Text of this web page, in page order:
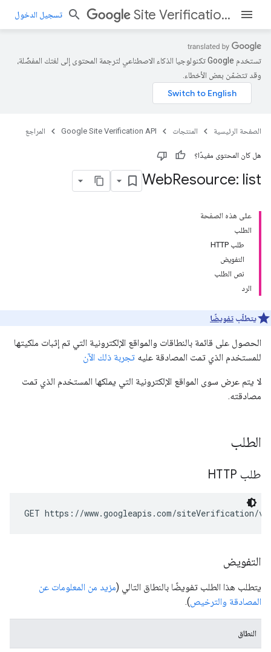
Site Verification API تسجيل الدخول
تستخدم Google تكنولوجيا الذكاء الاصطناعي لترجمة المحتوى إلى لغتك المفضّلة،
وقد تتضمّن بعض الأخطاء.
الصفحة الرئيسية المنتجات Google Site Verification API المراجع
هل كان المحتوى مفيدًا؟
WebResource: list
على هذه الصفحة
الطلب
طلب HTTP
التفويض
نص الطلب
الرد
يتطلّب تفويضًا
الحصول على قائمة بالنطاقات والمواقع الإلكترونية التي تم إثبات ملكيتها
للمستخدم الذي تمت المصادقة عليه تجربة ذلك الآن
لا يتم عرض سوى المواقع الإلكترونية التي يملكها المستخدم الذي تمت
مصادقته.
الطلب
طلب HTTP
GET https://www.googleapis.com/siteVerification/v1/
التفويض
يتطلب هذا الطلب تفويضًا بالنطاق التالي (مزيد من المعلومات عن
المصادقة والترخيص).
النطاق